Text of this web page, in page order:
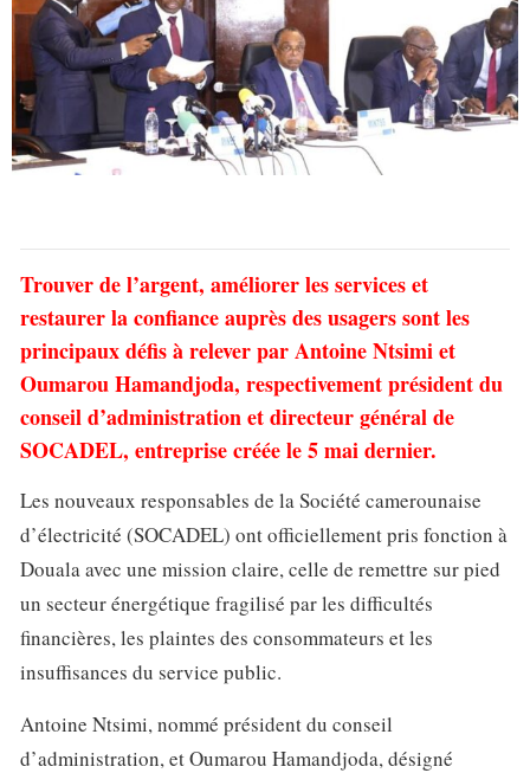
Trouver de l’argent, améliorer les services et
restaurer la confiance auprès des usagers sont les
principaux défis à relever par Antoine Ntsimi et
Oumarou Hamandjoda, respectivement président du
conseil d’administration et directeur général de
SOCADEL, entreprise créée le 5 mai dernier.
Les nouveaux responsables de la Société camerounaise
d’électricité (SOCADEL) ont officiellement pris fonction à
Douala avec une mission claire, celle de remettre sur pied
un secteur énergétique fragilisé par les difficultés
financières, les plaintes des consommateurs et les
insuffisances du service public.
Antoine Ntsimi, nommé président du conseil
d’administration, et Oumarou Hamandjoda, désigné